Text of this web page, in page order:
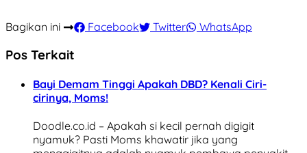
Bagikan ini Facebook Twitter WhatsApp
Pos Terkait
Bayi Demam Tinggi Apakah DBD? Kenali Ciri-
cirinya, Moms!
Doodle.co.id – Apakah si kecil pernah digigit
nyamuk? Pasti Moms khawatir jika yang